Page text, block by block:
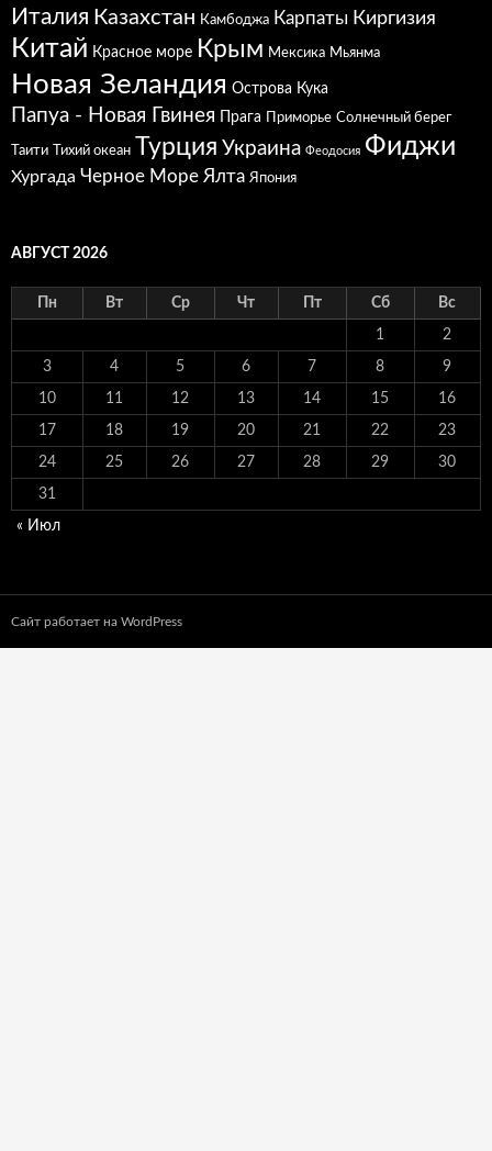
Италия Казахстан Камбоджа Карпаты Киргизия
Китай Красное море Крым Мексика Мьянма
Новая Зеландия Острова Кука
Папуа - Новая Гвинея Прага Приморье Солнечный берег
Таити Тихий океан Турция Украина Феодосия Фиджи
Хургада Черное Море Ялта Япония
АВГУСТ 2026
Пн Вт Ср Чт Пт Сб Вс
1 2
3 4 5 6 7 8 9
10 11 12 13 14 15 16
17 18 19 20 21 22 23
24 25 26 27 28 29 30
31
« Июл
Сайт работает на WordPress